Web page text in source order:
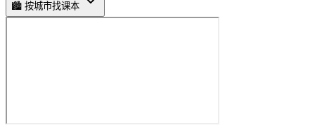
🏙️ 按城市找课本